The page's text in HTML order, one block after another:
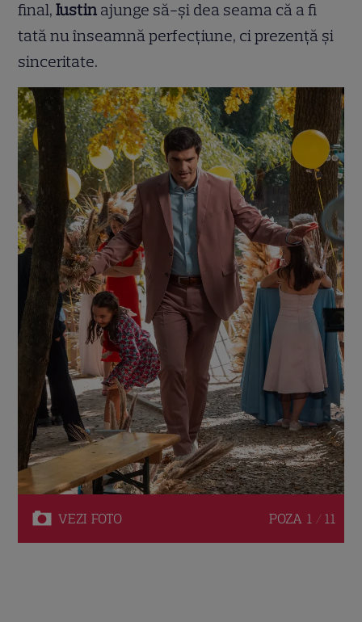
final,Iustin ajunge să-și dea seama că a fi
tată nu înseamnă perfecțiune, ci prezență și
sinceritate.
VEZI FOTO POZA 1 / 11